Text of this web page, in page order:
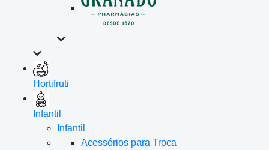
Hortifruti
Infantil
Infantil
Acessórios para Troca